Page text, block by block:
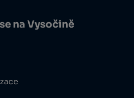
na Vysočině